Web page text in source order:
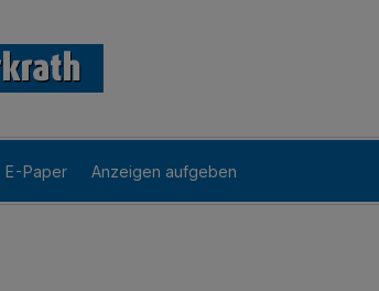
E-Paper Anzeigen aufgeben